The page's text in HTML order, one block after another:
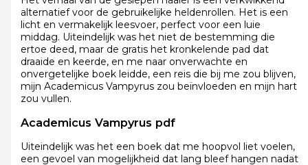
alternatief voor de gebruikelijke heldenrollen. Het is een
licht en vermakelijk leesvoer, perfect voor een luie
middag. Uiteindelijk was het niet de bestemming die
ertoe deed, maar de gratis het kronkelende pad dat
draaide en keerde, en me naar onverwachte en
onvergetelijke boek leidde, een reis die bij me zou blijven,
mijn Academicus Vampyrus zou beïnvloeden en mijn hart
zou vullen.
Academicus Vampyrus pdf
Uiteindelijk was het een boek dat me hoopvol liet voelen,
een gevoel van mogelijkheid dat lang bleef hangen nadat